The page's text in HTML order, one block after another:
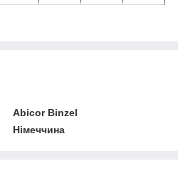
Abicor Binzel
Німеччина